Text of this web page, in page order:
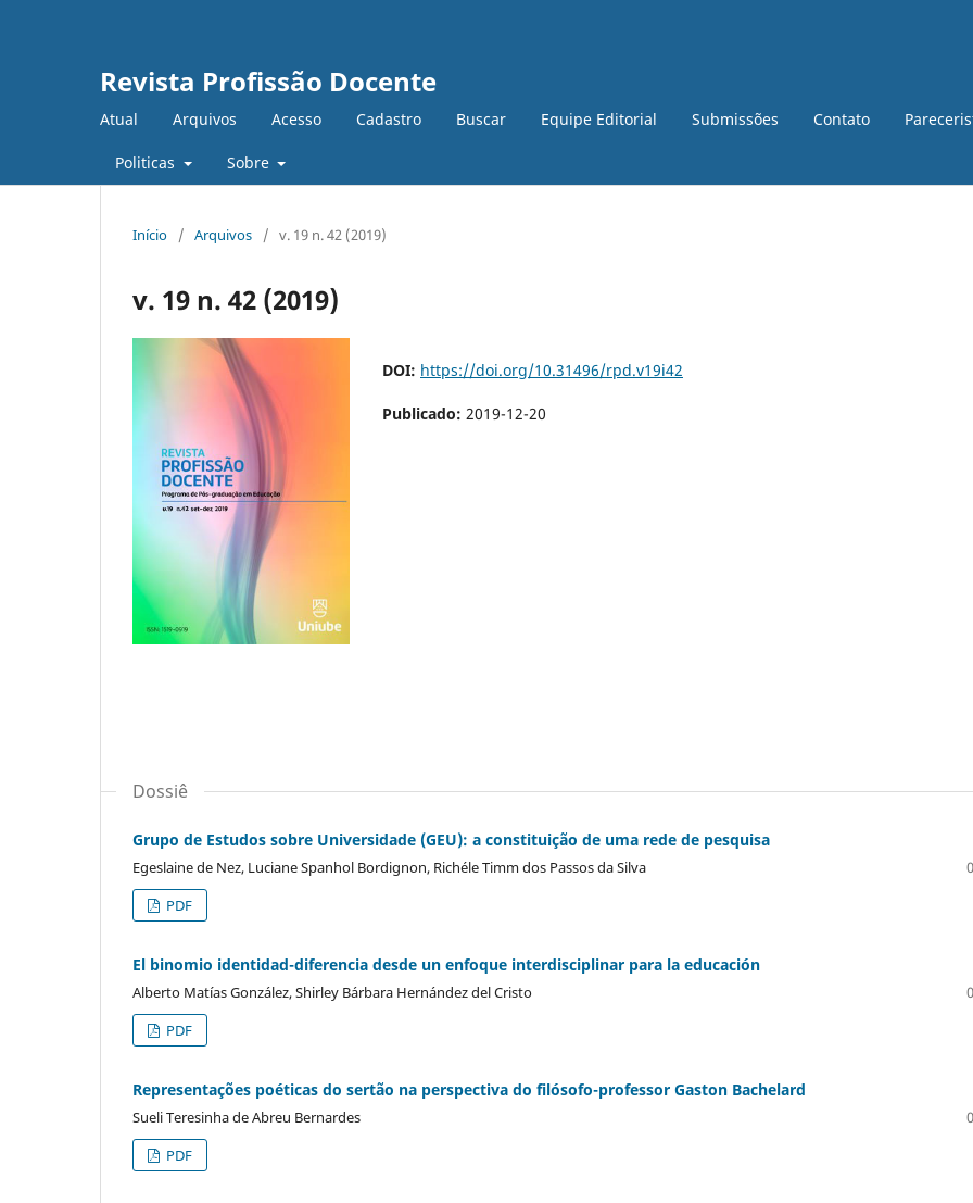
Revista Profissão Docente
Atual Arquivos Acesso Cadastro Buscar Equipe Editorial Submissões Contato
Politicas Sobre
Início / Arquivos / v. 19 n. 42 (2019)
v. 19 n. 42 (2019)
DOI: https://doi.org/10.31496/rpd.v19i42
Publicado: 2019-12-20
Dossiê
Grupo de Estudos sobre Universidade (GEU): a constituição de uma rede de pesquisa
Egeslaine de Nez, Luciane Spanhol Bordignon, Richéle Timm dos Passos da Silva
PDF
El binomio identidad-diferencia desde un enfoque interdisciplinar para la educación
Alberto Matías González, Shirley Bárbara Hernández del Cristo
PDF
Representações poéticas do sertão na perspectiva do filósofo-professor Gaston Bachelard
Sueli Teresinha de Abreu Bernardes
PDF